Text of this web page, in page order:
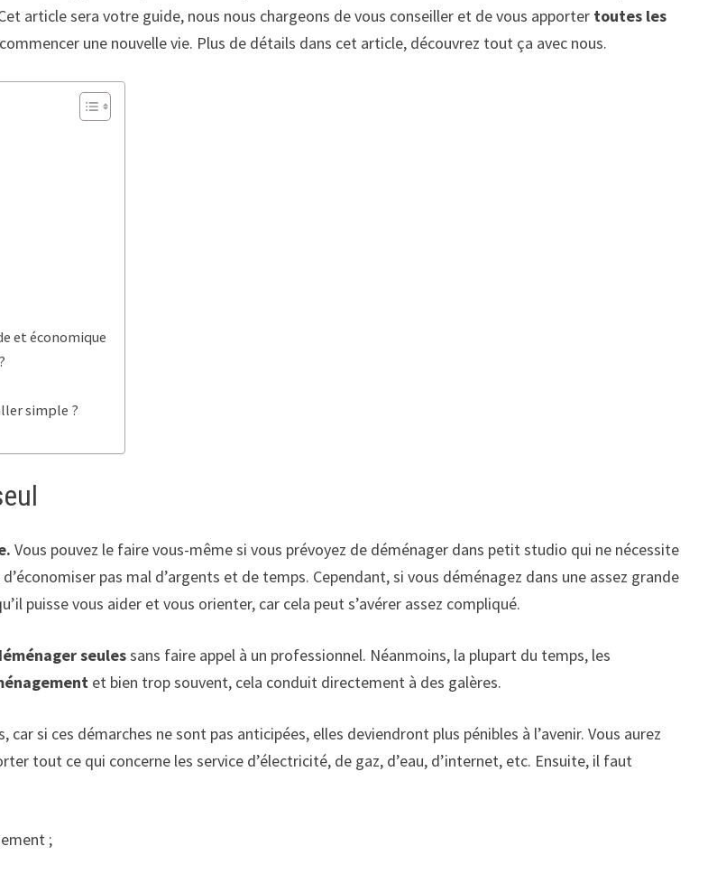
article sera votre guide, nous nous chargeons de vous conseiller et de vous apporter toutes les
une nouvelle vie. Plus de détails dans cet article, découvrez tout ça avec nous.
et économique
simple ?
Vous pouvez le faire vous-même si vous prévoyez de déménager dans petit studio qui ne nécessite
pas mal d’argents et de temps. Cependant, si vous déménagez dans une assez grande
puisse vous aider et vous orienter, car cela peut s’avérer assez compliqué.
seulessans faire appel à un professionnel. Néanmoins, la plupart du temps, les
et bien trop souvent, cela conduit directement à des galères.
si ces démarches ne sont pas anticipées, elles deviendront plus pénibles à l’avenir. Vous aurez
tout ce qui concerne les service d’électricité, de gaz, d’eau, d’internet, etc. Ensuite, il faut
;